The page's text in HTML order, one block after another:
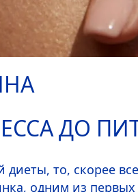
ДО
то, скорее
одним из